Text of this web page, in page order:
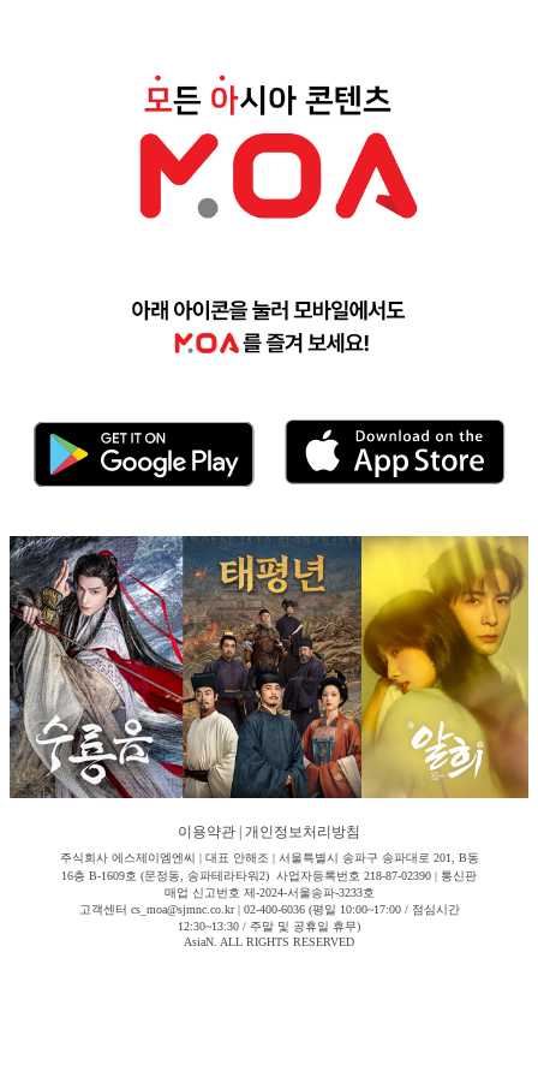
이용약관 개인정보처리방침
주식회사 에스제이엠엔씨 | 대표 안해조 | 서울특별시 송파구 송파대로 201, B동
16층 B-1609호 (문정동, 송파테라타워2) 사업자등록번호 218-87-02390 | 통신판
매업 신고번호 제-2024-서울송파-3233호
고객센터 cs_moa@sjmnc.co.kr | 02-400-6036 (평일 10:00~17:00 / 점심시간
12:30~13:30 / 주말 및 공휴일 휴무)
AsiaN. ALL RIGHTS RESERVED